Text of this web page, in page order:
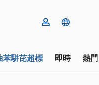
苯駢芘超標 即時 熱